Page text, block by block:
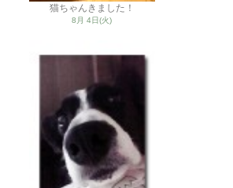
猫ちゃんきました！
8月 4日(火)